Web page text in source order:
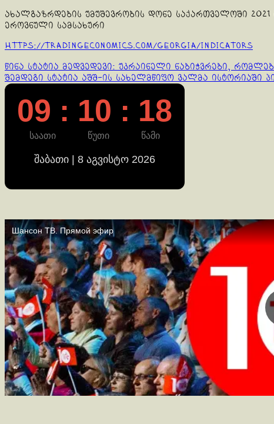
ახალგაზრდების უმუშევრობის დონე საქართველოში
ეროვნული სამსახური
https://tradingeconomics.com/georgia/indicators
Continue
Reading
წინა სტატია მედვედევი: უკრაინელი ნაბიჭვრები,
შემდეგი სტატია აშშ-ის სახელმწიფო ვალმა
09 : 10 : 19
საათი წუთი წამი
შაბათი | 8 აგვისტო 2026